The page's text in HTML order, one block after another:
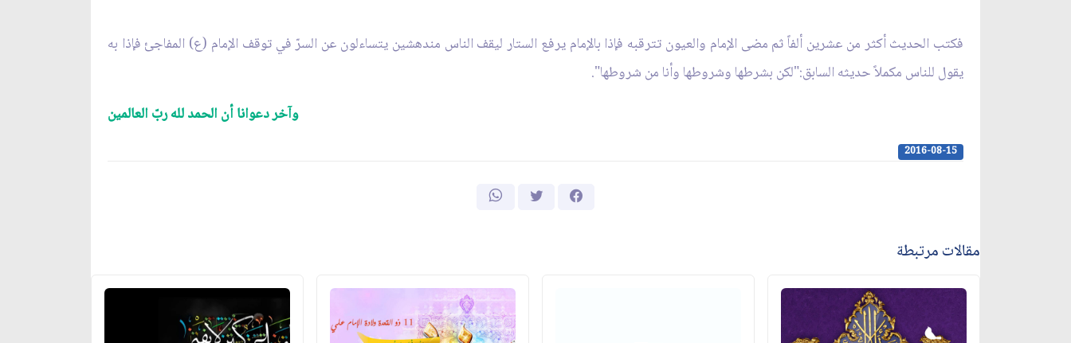
فكتب الحديث أكثر من عشرين ألفاً ثم مضى الإمام والعيون تترقبه فإذا بالإمام يرفع الستار ليقف الناس مندهشين يتساءلون عن السرّ في توقف الإمام (ع) المفاجئ فإذا به
يقول للناس مكملاً حديثه السابق:"لكن بشرطها وشروطها وأنا من شروطها".
وآخر دعوانا أن الحمد لله ربّ العالمين
2016-08-15
مقالات مرتبطة